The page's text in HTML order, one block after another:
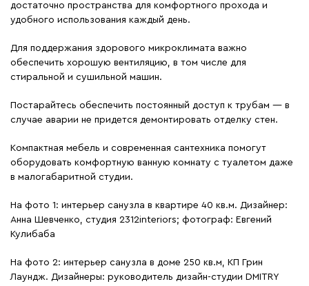
достаточно пространства для комфортного прохода и
удобного использования каждый день.
Для поддержания здорового микроклимата важно
обеспечить хорошую вентиляцию, в том числе для
стиральной и сушильной машин.
Постарайтесь обеспечить постоянный доступ к трубам — в
случае аварии не придется демонтировать отделку стен.
Компактная мебель и современная сантехника помогут
оборудовать комфортную ванную комнату с туалетом даже
в малогабаритной студии.
На фото 1: интерьер санузла в квартире 40 кв.м. Дизайнер:
Анна Шевченко, студия 2312interiors; фотограф: Евгений
Кулибаба
На фото 2: интерьер санузла в доме 250 кв.м, КП Грин
Лаундж. Дизайнеры: руководитель дизайн-студии DMITRY